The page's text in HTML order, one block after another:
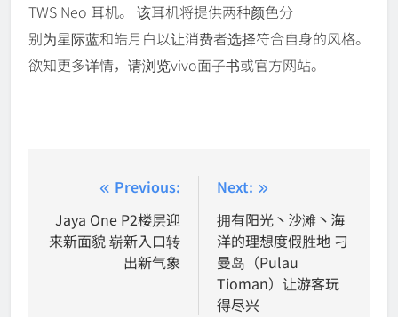
TWS Neo 耳机。 该耳机将提供两种颜色分
别为星际蓝和皓月白以让消费者选择符合自身的风格。
欲知更多详情，请浏览vivo面子书或官方网站。
navigation
Previous:
Jaya One P2楼层迎
来新面貌 崭新入口转
出新气象
Next:
拥有阳光丶沙滩丶海
洋的理想度假胜地 刁
曼岛（Pulau
Tioman）让游客玩
得尽兴